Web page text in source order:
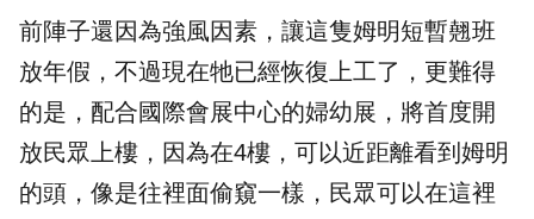
前陣子還因為強風因素，讓這隻姆明短暫翹班
放年假，不過現在牠已經恢復上工了，更難得
的是，配合國際會展中心的婦幼展 ，將首度開
放民眾上樓，因為在4樓，可以近距離看到姆明
的頭，像是往裡面偷窺一樣，民眾可以在這裡